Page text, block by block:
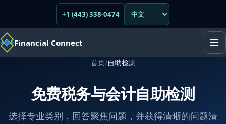
+1 (443) 338-0474
Financial Connect
首页/自助检测
免费税务与会计自助检测
选择专业类别，回答聚焦问题，并获得清晰的问题清